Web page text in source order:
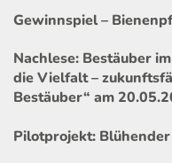
Gewinnspiel –
Nachlese: Bestäuber
die Vielfalt –
Bestäuber“ am
Pilotprojekt: